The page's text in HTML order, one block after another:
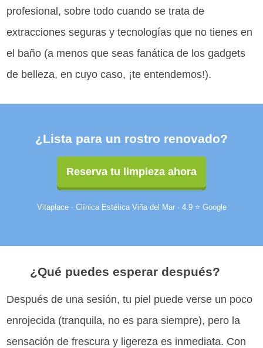
profesional, sobre todo cuando se trata de
extracciones seguras y tecnologías que no tienes en
el baño (a menos que seas fanática de los gadgets
de belleza, en cuyo caso, ¡te entendemos!).
¿Lista para un rostro renovado?
Reserva tu limpieza ahora
Vitaplace · Clínica Estética Viña del Mar · 4.9 ⭐ Google
¿Qué puedes esperar después?
Después de una sesión, tu piel puede verse un poco
enrojecida (tranquila, no es para siempre), pero la
sensación de frescura y ligereza es inmediata. Con